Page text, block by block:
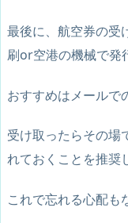
最後に、航空券の受
刷or空港の機械で発
おすすめはメールで
受け取ったらその場
れておくことを推奨
これで忘れる心配も